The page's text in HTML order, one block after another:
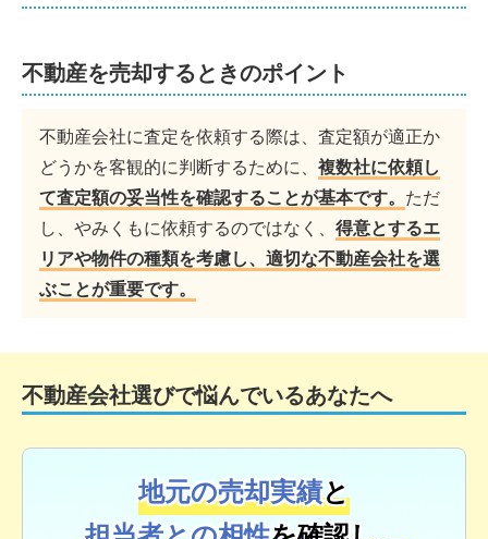
不動産を売却するときのポイント
不動産会社に査定を依頼する際は、査定額が適正か
どうかを客観的に判断するために、 複数社に依頼し
て査定額の妥当性を確認することが基本です。 ただ
し、やみくもに依頼するのではなく、 得意とするエ
リアや物件の種類を考慮し、適切な不動産会社を選
ぶことが重要です。
不動産会社選びで悩んでいるあなたへ
地元の売却実績と